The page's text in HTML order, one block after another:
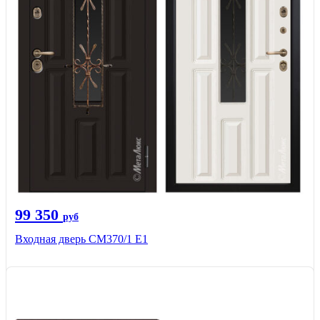
99 350 руб
Входная дверь СМ370/1 Е1